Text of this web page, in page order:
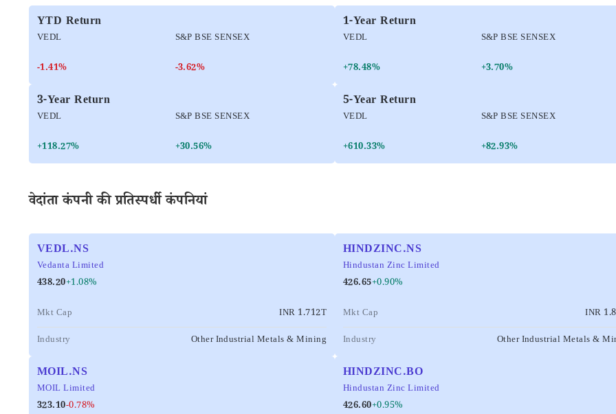
YTD Return
VEDL
-1.41%
S&P BSE SENSEX
-3.62%
1-Year Return
VEDL
+78.48%
S&P BSE SENSEX
+3.70%
3-Year Return
VEDL
+118.27%
S&P BSE SENSEX
+30.56%
5-Year Return
VEDL
+610.33%
S&P BSE SENSEX
+82.93%
वेदांता कंपनी की प्रतिस्पर्धी कंपनियां
VEDL.NS
Vedanta Limited
438.20+1.08%
Mkt Cap
INR 1.712T
Industry
Other Industrial Metals & Mining
HINDZINC.NS
Hindustan Zinc Limited
426.65+0.90%
Mkt Cap
INR
Industry
Other Industrial Metals &
MOIL.NS
MOIL Limited
323.10-0.78%
HINDZINC.BO
Hindustan Zinc Limited
426.60+0.95%